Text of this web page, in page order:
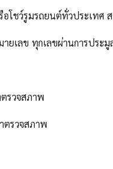
โชว์รูมรถยนต์ทั่วประเทศ
ยเลข ทุกเลขผ่านการประ
รวจสภาพ
ตรวจสภาพ